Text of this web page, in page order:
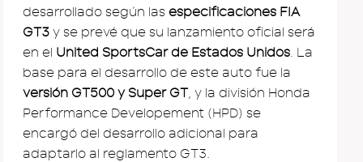
desarrollado según las especificaciones FIA
GT3 y se prevé que su lanzamiento oficial será
en el United SportsCar de Estados Unidos. La
base para el desarrollo de este auto fue la
versión GT500 y Super GT, y la división Honda
Performance Developement (HPD) se
encargó del desarrollo adicional para
adaptarlo al reglamento GT3.